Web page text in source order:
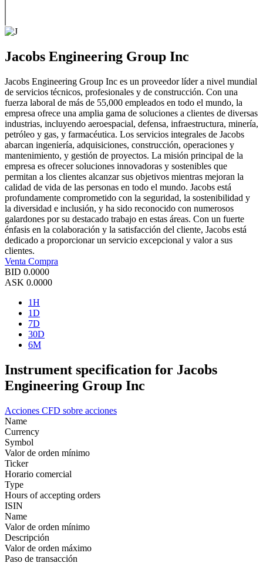
Jacobs Engineering Group Inc
Jacobs Engineering Group Inc es un proveedor líder a nivel mundial
de servicios técnicos, profesionales y de construcción. Con una
fuerza laboral de más de 55,000 empleados en todo el mundo, la
empresa ofrece una amplia gama de soluciones a clientes de diversas
industrias, incluyendo aeroespacial, defensa, infraestructura, minería,
petróleo y gas, y farmacéutica. Los servicios integrales de Jacobs
abarcan ingeniería, adquisiciones, construcción, operaciones y
mantenimiento, y gestión de proyectos. La misión principal de la
empresa es ofrecer soluciones innovadoras y sostenibles que
permitan a los clientes alcanzar sus objetivos mientras mejoran la
calidad de vida de las personas en todo el mundo. Jacobs está
profundamente comprometido con la seguridad, la sostenibilidad y
la diversidad e inclusión, y ha sido reconocido con numerosos
galardones por su destacado trabajo en estas áreas. Con un fuerte
énfasis en la colaboración y la satisfacción del cliente, Jacobs está
dedicado a proporcionar un servicio excepcional y valor a sus
clientes.
Venta Compra
BID 0.0000
ASK 0.0000
1H
1D
7D
30D
6M
Instrument specification for Jacobs
Engineering Group Inc
Acciones CFD sobre acciones
Name
Currency
Symbol
Valor de orden mínimo
Ticker
Horario comercial
Type
Hours of accepting orders
ISIN
Name
Valor de orden mínimo
Descripción
Valor de orden máximo
Paso de transacción